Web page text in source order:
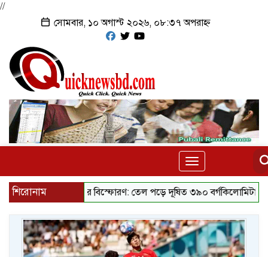
//
সোমবার, ১০ অগাস্ট ২০২৬, ০৮:৩৭ অপরাহ্ন
Toggle
navigation
শিরোনাম
ট্যাংকারে বিস্ফোরণ: তেল পড়ে দূষিত ৩৯০ বর্গকিলোমিটার সমুদ্র